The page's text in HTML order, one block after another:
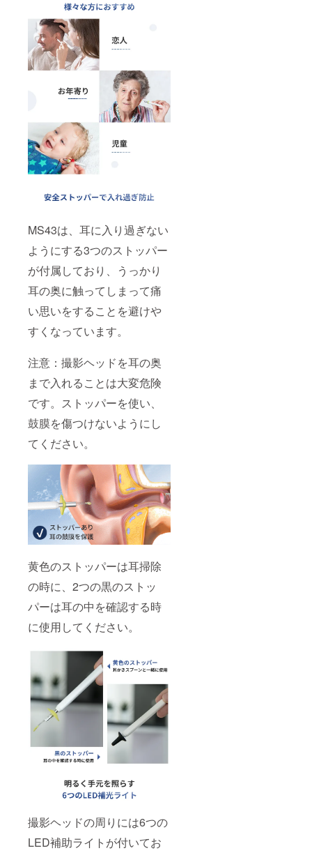
MS43は、耳に入り過ぎない
ようにする3つのストッパー
が付属しており、うっかり
耳の奥に触ってしまって痛
い思いをすることを避けや
すくなっています。
注意：撮影ヘッドを耳の奥
まで入れることは大変危険
です。ストッパーを使い、
鼓膜を傷つけないようにし
てください。
黄色のストッパーは耳掃除
の時に、2つの黒のストッ
パーは耳の中を確認する時
に使用してください。
撮影ヘッドの周りには6つの
LED補助ライトが付いてお